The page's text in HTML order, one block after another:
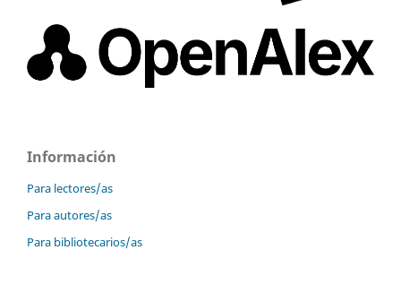
Información
Para lectores/as
Para autores/as
Para bibliotecarios/as